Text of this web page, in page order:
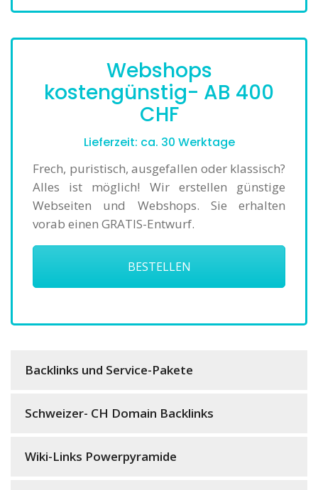
Webshops
kostengünstig- AB 400
CHF
Lieferzeit: ca. 30 Werktage
Frech, puristisch, ausgefallen oder klassisch?
Alles ist möglich! Wir erstellen günstige
Webseiten und Webshops. Sie erhalten
vorab einen GRATIS-Entwurf.
BESTELLEN
Backlinks und Service-Pakete
Schweizer- CH Domain Backlinks
Wiki-Links Powerpyramide